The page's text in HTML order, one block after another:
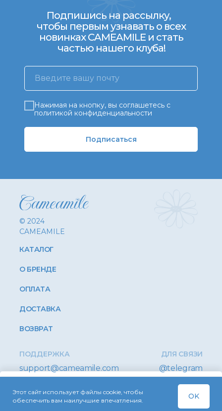
Купить
Нажимая на кнопку, вы соглашетесь с
политикой конфиденциальности
Подписаться
Подпишись на рассылку,
чтобы первым узнавать о всех
новинках CAMEAMILE и стать
частью нашего клуба!
© 2024
CAMEAMILE
ВОЗВРАТ
ДОСТАВКА
ОПЛАТА
О БРЕНДЕ
КАТАЛОГ
support@cameamile.com
ПОДДЕРЖКА
@telegram
ДЛЯ СВЯЗИ
Конфиденциальность
Оферта
Этот сайт использует файлы cookie, чтобы
обеспечить вам наилучшие впечатления.
OK